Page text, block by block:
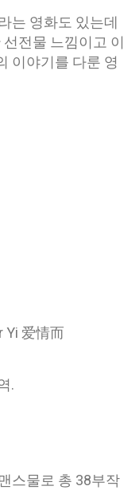
는 영화도 있는데
전물 느낌이고 이
이야기를 다룬 영
Yi 爱情而
.
스물로 총 38부작